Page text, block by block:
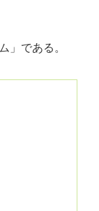
」である。